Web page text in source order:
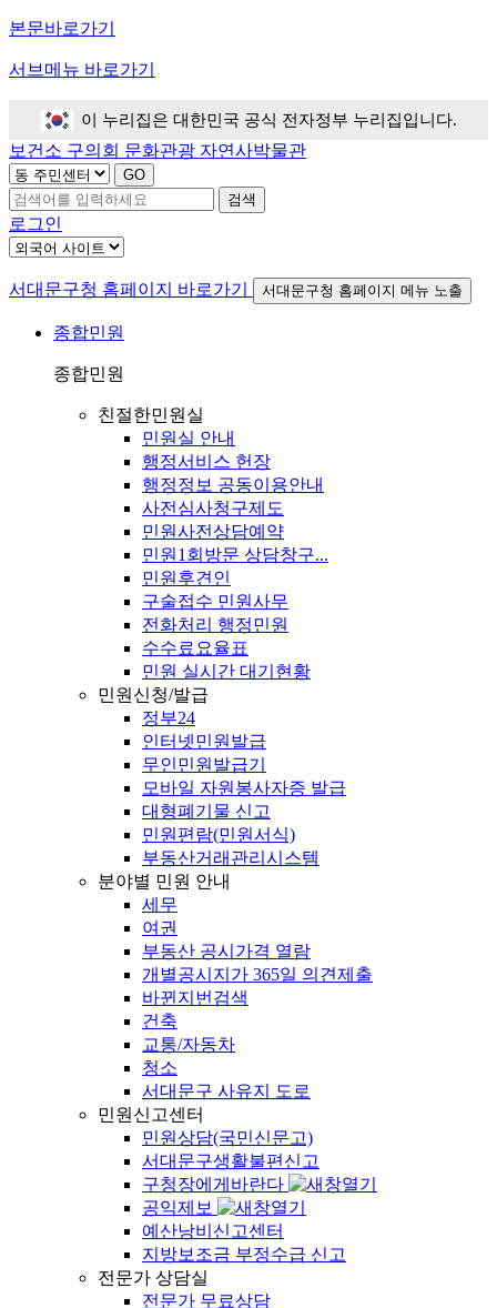
본문바로가기
서브메뉴 바로가기
이 누리집은 대한민국 공식 전자정부 누리집입니다.
보건소 구의회 문화관광 자연사박물관
검색
로그인
서대문구청 홈페이지 바로가기 서대문구청 홈페이지 메뉴 노출
종합민원
종합민원
친절한민원실
민원실 안내
행정서비스 헌장
행정정보 공동이용안내
사전심사청구제도
민원사전상담예약
민원1회방문 상담창구...
민원후견인
구술접수 민원사무
전화처리 행정민원
수수료요율표
민원 실시간 대기현황
민원신청/발급
정부24
인터넷민원발급
무인민원발급기
모바일 자원봉사자증 발급
대형폐기물 신고
민원편람(민원서식)
부동산거래관리시스템
분야별 민원 안내
세무
여권
부동산 공시가격 열람
개별공시지가 365일 의견제출
바뀐지번검색
건축
교통/자동차
청소
서대문구 사유지 도로
민원신고센터
민원상담(국민신문고)
서대문구생활불편신고
구청장에게바란다
공익제보
예산낭비신고센터
지방보조금 부정수급 신고
전문가 상담실
전문가 무료상담